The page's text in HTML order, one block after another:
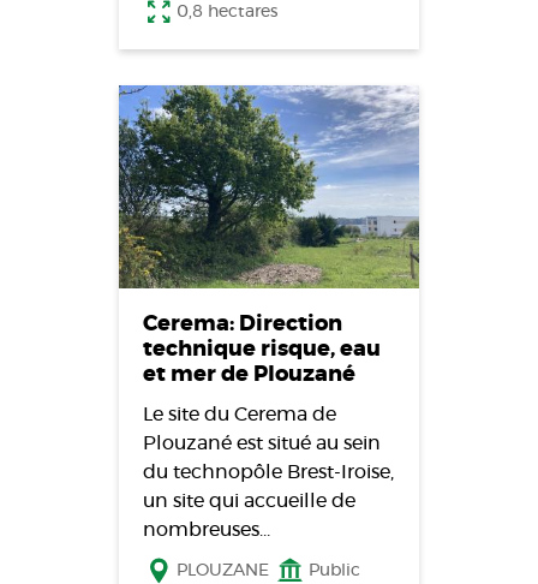
0,8 hectares
Cerema: Direction
technique risque, eau
et mer de Plouzané
Le site du Cerema de
Plouzané est situé au sein
du technopôle Brest-Iroise,
un site qui accueille de
nombreuses…
PLOUZANE
Public